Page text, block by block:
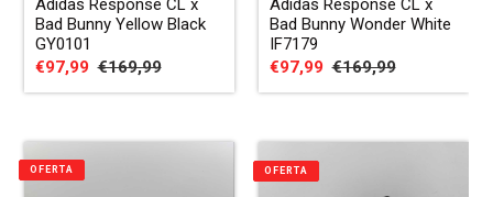
Adidas Response CL x
Bad Bunny Yellow Black
GY0101
Precio
de
€97,99 Precio
habitual
€169,99
Adidas Response CL x
Bad Bunny Wonder White
IF7179
Precio
de
€97,99 Precio
habitual
€169,99
OFERTA OFERTA